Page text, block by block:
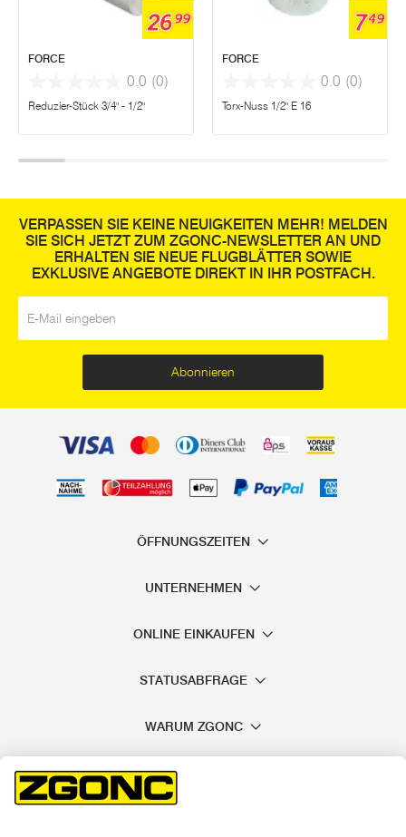
2699
FORCE
0.0 (0)
Reduzier-Stück 3/4" - 1/2"
749
FORCE
0.0 (0)
Torx-Nuss 1/2" E 16
VERPASSEN SIE KEINE NEUIGKEITEN MEHR! MELDEN
SIE SICH JETZT ZUM ZGONC-NEWSLETTER AN UND
ERHALTEN SIE NEUE FLUGBLÄTTER SOWIE
EXKLUSIVE ANGEBOTE DIREKT IN IHR POSTFACH.
Abonnieren
ÖFFNUNGSZEITEN
UNTERNEHMEN
ONLINE EINKAUFEN
STATUSABFRAGE
WARUM ZGONC